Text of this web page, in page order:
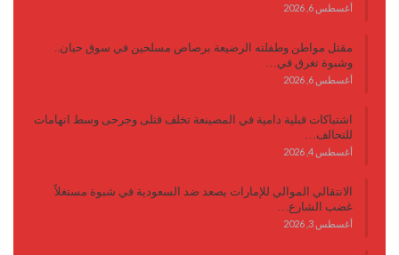
أغسطس 6, 2026
مقتل مواطن وطفلته الرضيعة برصاص مسلحين في سوق حبان..
وشبوة تغرق في…
أغسطس 6, 2026
اشتباكات قبلية دامية في المصينعة تخلف قتلى وجرحى وسط اتهامات
للتحالف…
أغسطس 4, 2026
الانتقالي الموالي للإمارات يصعد ضد السعودية في شبوة مستغلاً
غضب الشارع…
أغسطس 3, 2026